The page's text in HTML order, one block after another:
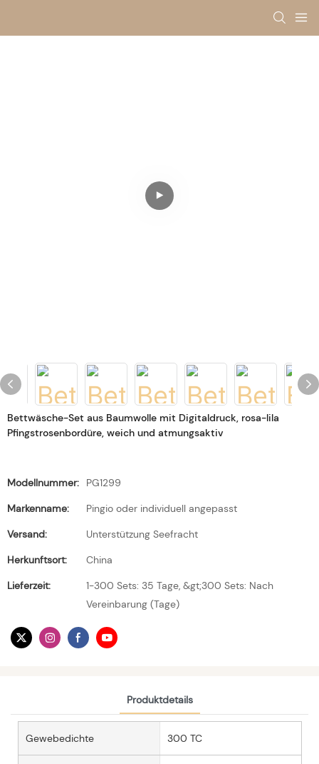
Bettwäsche-Set aus Baumwolle mit Digitaldruck, rosa-lila
Pfingstrosenbordüre, weich und atmungsaktiv
Modellnummer:
PG1299
Markenname:
Pingio oder individuell angepasst
Versand:
Unterstützung Seefracht
Herkunftsort:
China
Lieferzeit:
1-300 Sets: 35 Tage, &gt;300 Sets: Nach
Vereinbarung (Tage)
Produktdetails
Gewebedichte 300 TC